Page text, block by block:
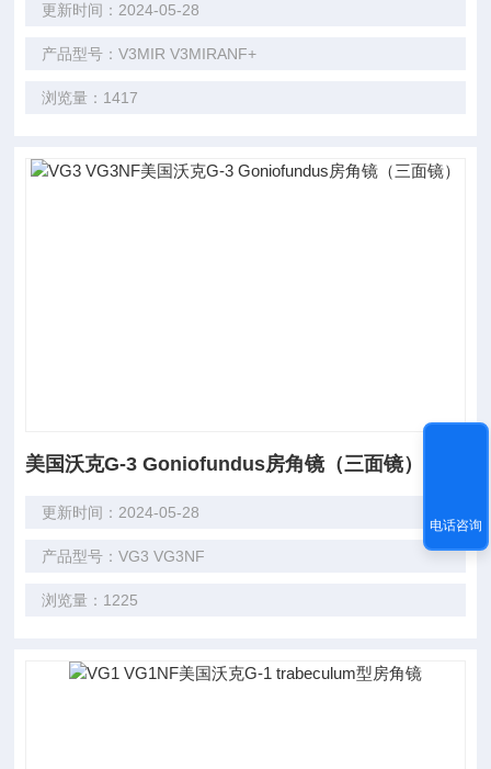
更新时间：2024-05-28
产品型号：V3MIR V3MIRANF+
浏览量：1417
美国沃克G-3 Goniofundus房角镜（三面镜）
更新时间：2024-05-28
产品型号：VG3 VG3NF
浏览量：1225
电话咨询